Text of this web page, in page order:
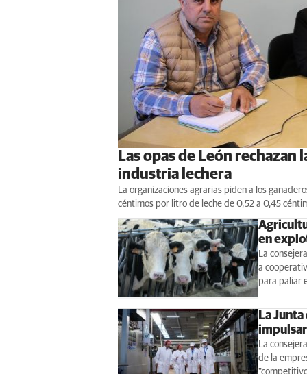
Las opas de León rechazan
industria lechera
La organizaciones agrarias piden a los
céntimos por litro de leche de 0,52 a 0,45
en
La
a
para paliar
La Junta
La
de la